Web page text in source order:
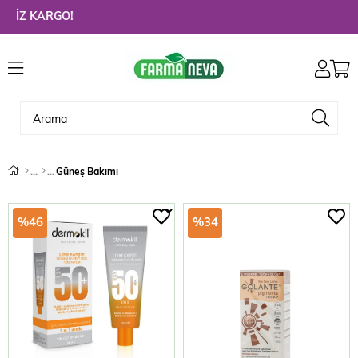
Güneş Bakımı
%46 %34